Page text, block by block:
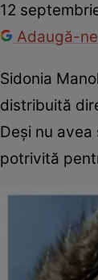
12
Adaugă-
Sidonia
distribuită
Deși nu
potrivită